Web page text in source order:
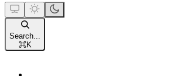
Search...
⌘K